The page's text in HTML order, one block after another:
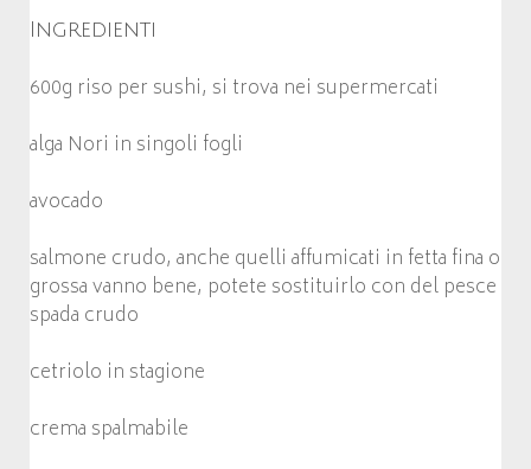
Ingredienti
600g riso per sushi, si trova nei supermercati
alga Nori in singoli fogli
avocado
salmone crudo, anche quelli affumicati in fetta fina o
grossa vanno bene, potete sostituirlo con del pesce
spada crudo
cetriolo in stagione
crema spalmabile